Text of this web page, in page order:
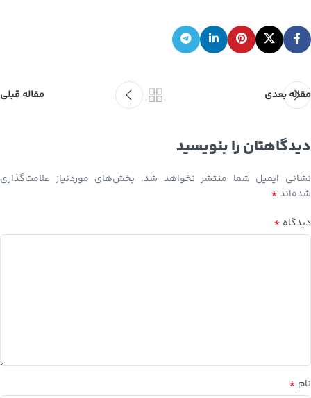
مقاله بعدی مقاله قبلی
دیدگاهتان را بنویسید
نشانی ایمیل شما منتشر نخواهد شد. بخش‌های موردنیاز علامت‌گذاری
شده‌اند*
دیدگاه *
نام *